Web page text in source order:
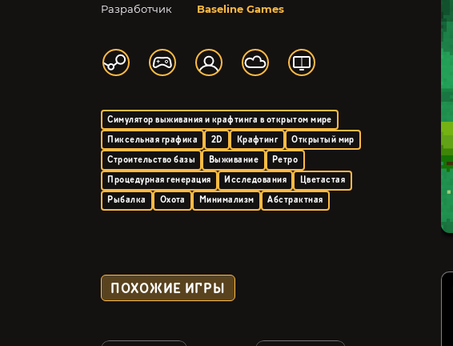
Разработчик
Baseline Games
Симулятор выживания и крафтинга в открытом мире
Пиксельная графика
2D Крафтинг
Открытый мир
Строительство базы
Выживание
Ретро
Процедурная генерация
Исследования
Цветастая
Рыбалка
Охота Минимализм Абстрактная
ПОХОЖИЕ ИГРЫ